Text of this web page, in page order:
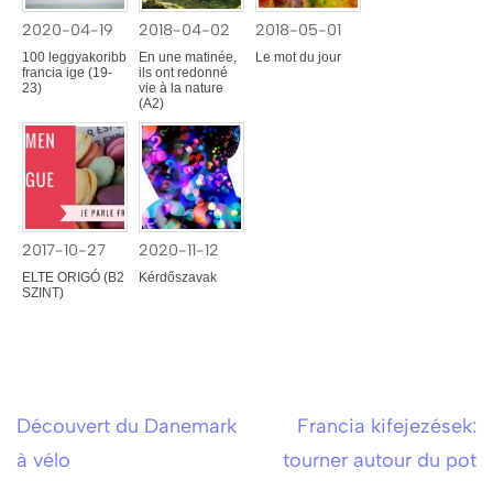
2020-04-19
100 leggyakoribb
francia ige (19-
23)
2018-04-02
En une matinée,
ils ont redonné
vie à la nature
(A2)
2018-05-01
Le mot du jour
2017-10-27
ELTE ORIGÓ (B2
SZINT)
2020-11-12
Kérdőszavak
Bejegyzés
Découvert du Danemark
à vélo
Francia kifejezések:
tourner autour du pot